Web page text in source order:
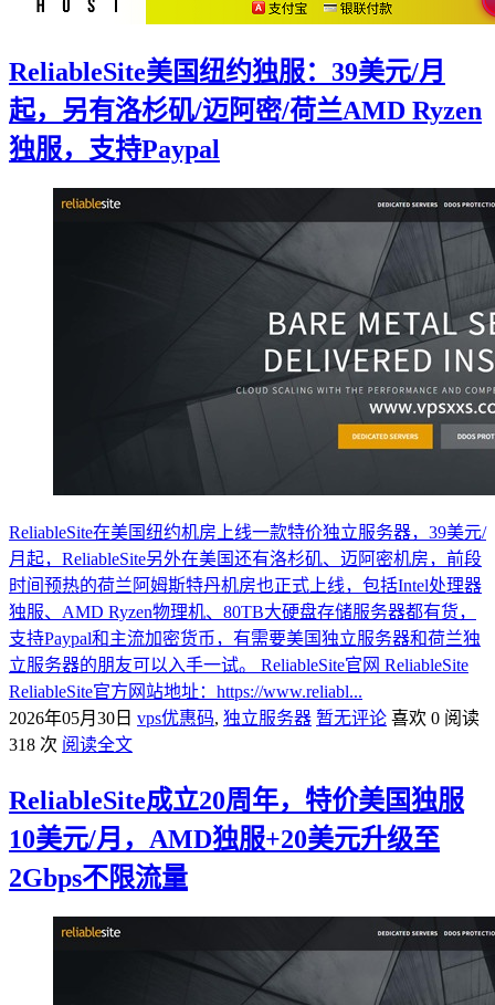
ReliableSite美国纽约独服：39美元/月
起，另有洛杉矶/迈阿密/荷兰AMD Ryzen
独服，支持Paypal
ReliableSite在美国纽约机房上线一款特价独立服务器，39美元/
月起，ReliableSite另外在美国还有洛杉矶、迈阿密机房，前段
时间预热的荷兰阿姆斯特丹机房也正式上线，包括Intel处理器
独服、AMD Ryzen物理机、80TB大硬盘存储服务器都有货，
支持Paypal和主流加密货币，有需要美国独立服务器和荷兰独
立服务器的朋友可以入手一试。 ReliableSite官网 ReliableSite
ReliableSite官方网站地址：https://www.reliabl...
2026年05月30日 vps优惠码, 独立服务器 暂无评论 喜欢 0 阅读
318 次 阅读全文
ReliableSite成立20周年，特价美国独服
10美元/月，AMD独服+20美元升级至
2Gbps不限流量